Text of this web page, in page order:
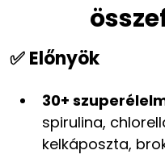
✅ Előnyök
30+
spirulina,
kelkáposzta,